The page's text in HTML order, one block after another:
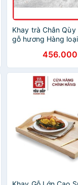
Khay trà Chân
gỗ hương Hàng